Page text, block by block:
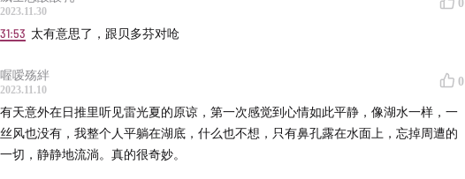
年《脸颊贴紧月球》
-《不想忘记的声音》
-《黑暗之光 Version2》
2006年《黑暗之光》
乐：
2023.11.30
0
31:53 太有意思了，跟贝多芬对呛
喔嗳殇絆
2023.11.10
0
有天意外在日推里听见雷光夏的原谅，第一次感觉到心情如此平静，像湖水一样，一
丝风也没有，我整个人平躺在湖底，什么也不想，只有鼻孔露在水面上，忘掉周遭的
一切，静静地流淌。真的很奇妙。